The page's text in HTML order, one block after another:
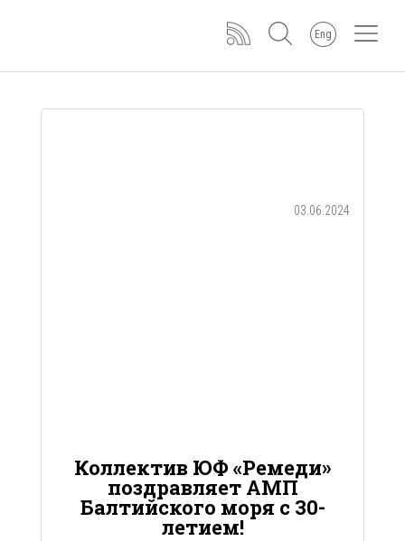
Eng
03.06.2024
Коллектив ЮФ «Ремеди»
поздравляет АМП
Балтийского моря с 30-
летием!